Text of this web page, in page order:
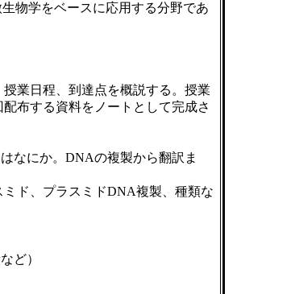
物学をベースに応用する分野であ
業日程、到達点を概説する。授業
布する資料をノートとして完成さ
なにか。DNAの複製から翻訳ま
ド、プラスミドDNA複製、種類な
ど）